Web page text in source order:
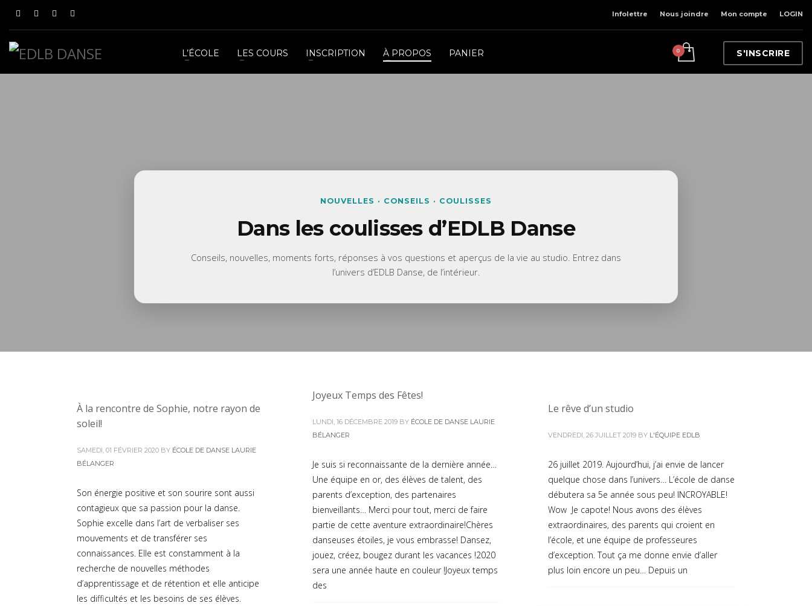
Infolettre Nous joindre Mon compte LOGIN
L’ÉCOLE LES COURS INSCRIPTION À PROPOS PANIER S'INSCRIRE
NOUVELLES · CONSEILS · COULISSES
Dans les coulisses d’EDLB Danse
Conseils, nouvelles, moments forts, réponses à vos questions et aperçus de la vie au studio. Entrez dans
l’univers d’EDLB Danse, de l’intérieur.
À la rencontre de Sophie, notre rayon de
soleil!
SAMEDI, 01 FÉVRIER 2020 BY ÉCOLE DE DANSE LAURIE
BÉLANGER
Son énergie positive et son sourire sont aussi
contagieux que sa passion pour la danse.
Sophie excelle dans l’art de verbaliser ses
mouvements et de transférer ses
connaissances. Elle est constamment à la
recherche de nouvelles méthodes
d’apprentissage et de rétention et elle anticipe
les difficultés et les besoins de ses élèves.
Joyeux Temps des Fêtes!
LUNDI, 16 DÉCEMBRE 2019 BY ÉCOLE DE DANSE LAURIE
BÉLANGER
Je suis si reconnaissante de la dernière année…
Une équipe en or, des élèves de talent, des
parents d’exception, des partenaires
bienveillants… Merci pour tout, merci de faire
partie de cette aventure extraordinaire!Chères
danseuses étoiles, je vous embrasse! Dansez,
jouez, créez, bougez durant les vacances !2020
sera une année haute en couleur !Joyeux temps
des
Le rêve d’un studio
VENDREDI, 26 JUILLET 2019 BY L'ÉQUIPE EDLB
26 juillet 2019. Aujourd’hui, j’ai envie de lancer
quelque chose dans l’univers… L’école de danse
débutera sa 5e année sous peu! INCROYABLE!
Wow Je capote! Nous avons des élèves
extraordinaires, des parents qui croient en
l’école, et une équipe de professeures
d’exception. Tout ça me donne envie d’aller
plus loin encore un peu… Depuis un